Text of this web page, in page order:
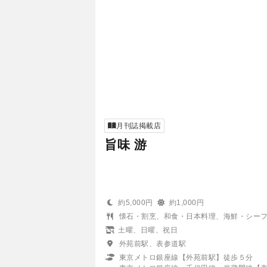
月刊誌掲載店
旨味 游
約5,000円
約1,000円
懐石・割烹、和食・日本料理、海鮮・シー
土曜、日曜、祝日
外苑前駅、表参道駅
東京メトロ銀座線【外苑前駅】徒歩５分